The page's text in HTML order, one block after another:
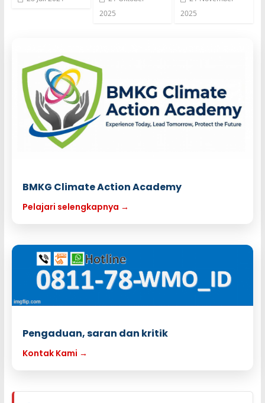
2025
2025
BMKG Climate Action Academy
Pelajari selengkapnya →
Pengaduan, saran dan kritik
Kontak Kami →